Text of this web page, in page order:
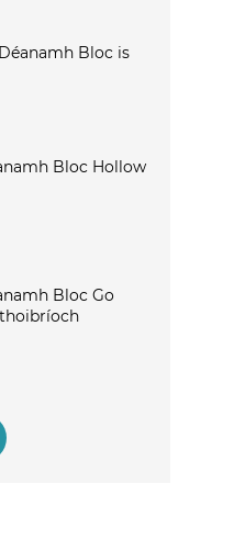
Bloc is
Bloc Hollow
Bloc Go